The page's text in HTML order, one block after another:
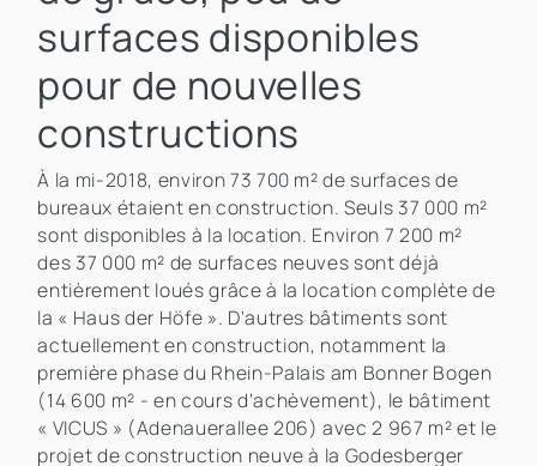
surfaces disponibles
pour de nouvelles
constructions
À la mi-2018, environ 73 700 m² de surfaces de
bureaux étaient en construction. Seuls 37 000 m²
sont disponibles à la location. Environ 7 200 m²
des 37 000 m² de surfaces neuves sont déjà
entièrement loués grâce à la location complète de
la « Haus der Höfe ». D'autres bâtiments sont
actuellement en construction, notamment la
première phase du Rhein-Palais am Bonner Bogen
(14 600 m² - en cours d'achèvement), le bâtiment
« VICUS » (Adenauerallee 206) avec 2 967 m² et le
projet de construction neuve à la Godesberger